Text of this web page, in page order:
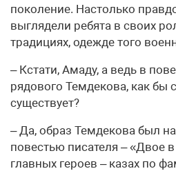
поколение. Настолько
выглядели ребята в своих
традициях, одежде того
– Кстати, Амаду, а ведь в
рядового Темдекова, как бы
существует?
– Да, образ Темдекова был
повестью писателя – «Двое
главных героев – казах по